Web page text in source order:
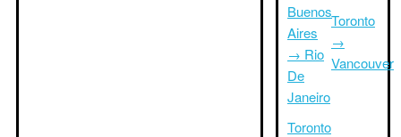
Buenos
Aires
→ Rio
De
Janeiro
Toronto
Toronto
→
Vancouver